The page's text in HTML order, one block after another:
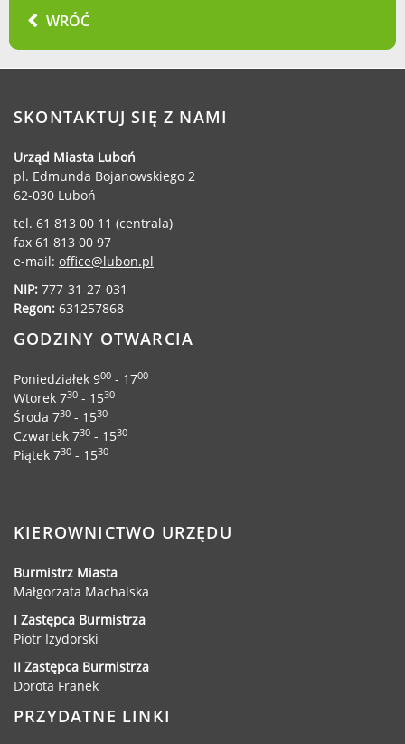
WRÓĆ
SKONTAKTUJ SIĘ Z NAMI
Urząd Miasta Luboń
pl. Edmunda Bojanowskiego 2
62-030 Luboń
tel. 61 813 00 11 (centrala)
fax 61 813 00 97
e-mail: office@lubon.pl
NIP: 777-31-27-031
Regon: 631257868
GODZINY OTWARCIA
Poniedziałek 900 - 1700
Wtorek 730 - 1530
Środa 730 - 1530
Czwartek 730 - 1530
Piątek 730 - 1530
KIEROWNICTWO URZĘDU
Burmistrz Miasta
Małgorzata Machalska
I Zastępca Burmistrza
Piotr Izydorski
II Zastępca Burmistrza
Dorota Franek
PRZYDATNE LINKI